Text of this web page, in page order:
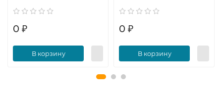
0 ₽
В корзину
0 ₽
В корзину